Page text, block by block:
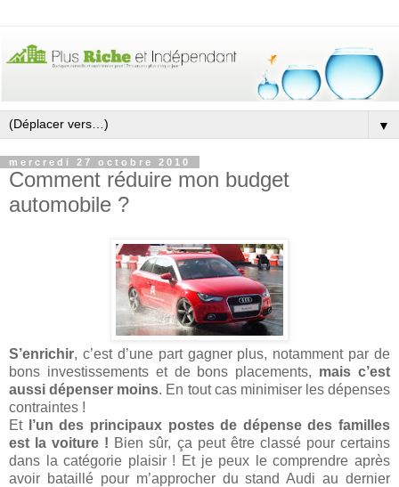
▼
mercredi 27 octobre 2010
Comment réduire mon budget
automobile ?
S’enrichir, c’est d’une part gagner plus, notamment par de
bons investissements et de bons placements, mais c’est
aussi dépenser moins. En tout cas minimiser les dépenses
contraintes !
Et
l’un des principaux postes de dépense des familles
est la voiture ! Bien sûr, ça peut être classé pour certains
dans la catégorie plaisir ! Et je peux le comprendre après
avoir bataillé pour m’approcher du stand Audi au dernier